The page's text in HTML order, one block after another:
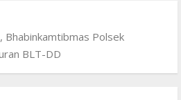
Bhabinkamtibmas Polsek
BLT-DD